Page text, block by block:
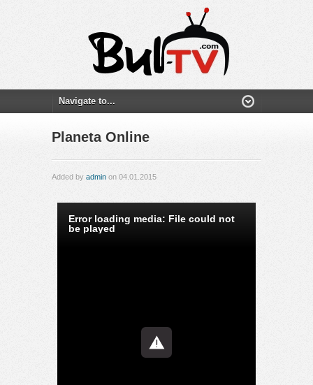
Planeta Online
Added by admin on 04.01.2015